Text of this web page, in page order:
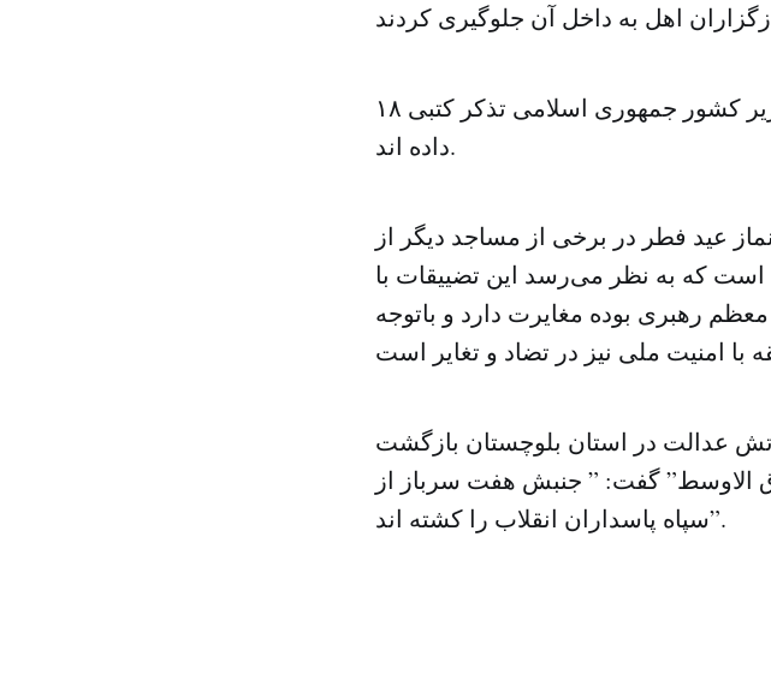
۱۸ نفر از نمایندگان مجلس به رحمانی فضلی وزیر کشور جمهوری اسلامی تذکر کتبی
داده اند.
عید فطر در برخی از مساجد دیگر از
که به نظر می‌رسد این تضییقات با
رهبری بوده مغایرت دارد و باتوجه
عدالت در استان بلوچستان بازگشت
الاوسط” گفت: ” جنبش هفت سرباز از
سپاه پاسداران انقلاب را کشته اند”.